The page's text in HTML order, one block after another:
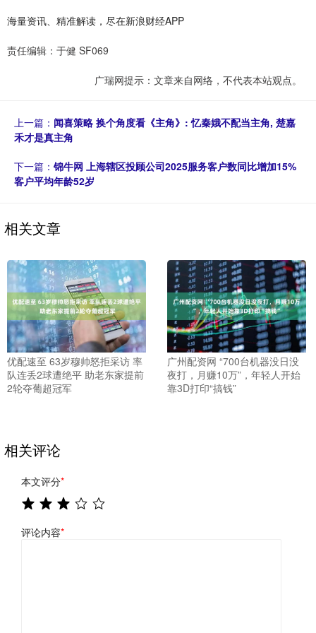
海量资讯、精准解读，尽在新浪财经APP
责任编辑：于健 SF069
广瑞网提示：文章来自网络，不代表本站观点。
上一篇： 闻喜策略 换个角度看《主角》: 忆秦娥不配当主角, 楚嘉
禾才是真主角
下一篇： 锦牛网 上海辖区投顾公司2025服务客户数同比增加15%
客户平均年龄52岁
相关文章
优配速至 63岁穆帅怒拒采访 率
队连丢2球遭绝平 助老东家提前
2轮夺葡超冠军
广州配资网 “700台机器没日没
夜打，月赚10万”，年轻人开始
靠3D打印“搞钱”
相关评论
本文评分*
评论内容*